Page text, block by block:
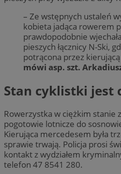
– Ze wstępnych ustaleń
kobieta jadąca rowerem
prawdopodobnie
pieszych łącznicy N-Ski,
potrącona przez
mówi asp. szt.
Stan cyklistki jest
Rowerzystka w ciężkim stanie
pogotowie lotnicze do
Kierująca mercedesem była
sprawie trwają. Policja prosi
kontakt z wydziałem
telefon 47 8541 280.